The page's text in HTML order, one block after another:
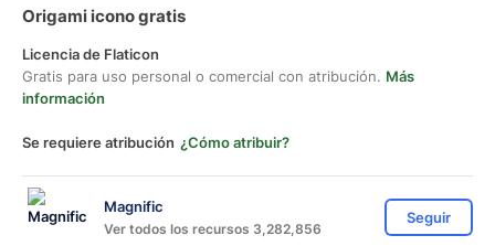
Origami icono gratis
Licencia de Flaticon
Gratis para uso personal o comercial con atribución. Más
información
Se requiere atribución ¿Cómo atribuir?
Magnific
Ver todos los recursos 3,282,856
Seguir